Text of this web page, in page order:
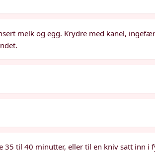
melk og egg. Krydre med kanel,
35 til 40 minutter, eller til en kniv satt inn i